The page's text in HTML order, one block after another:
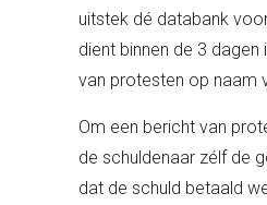
uitstek dé databank
dient binnen de 3
van protesten op naam
Om een bericht van
de schuldenaar zélf de
dat de schuld betaald